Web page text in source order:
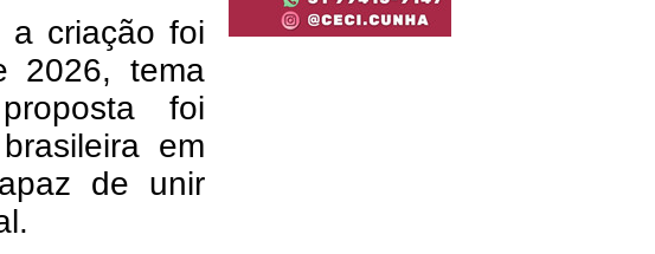
a criação foi
2026, tema
foi
em
de unir